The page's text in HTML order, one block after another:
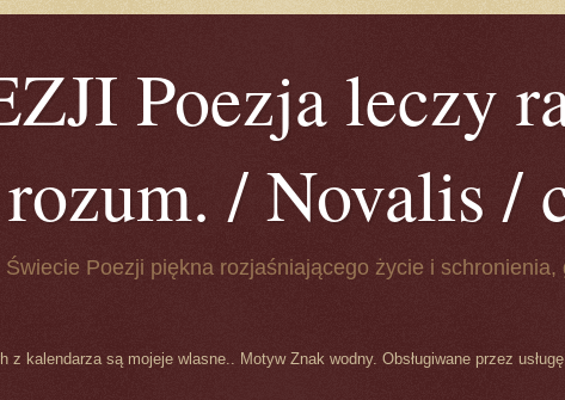
Poezja leczy
/ Novalis /
Poezji piękna rozjaśniającego życie i schronienia,
kalendarza są mojeje wlasne.. Motyw Znak wodny. Obsługiwane przez usługę